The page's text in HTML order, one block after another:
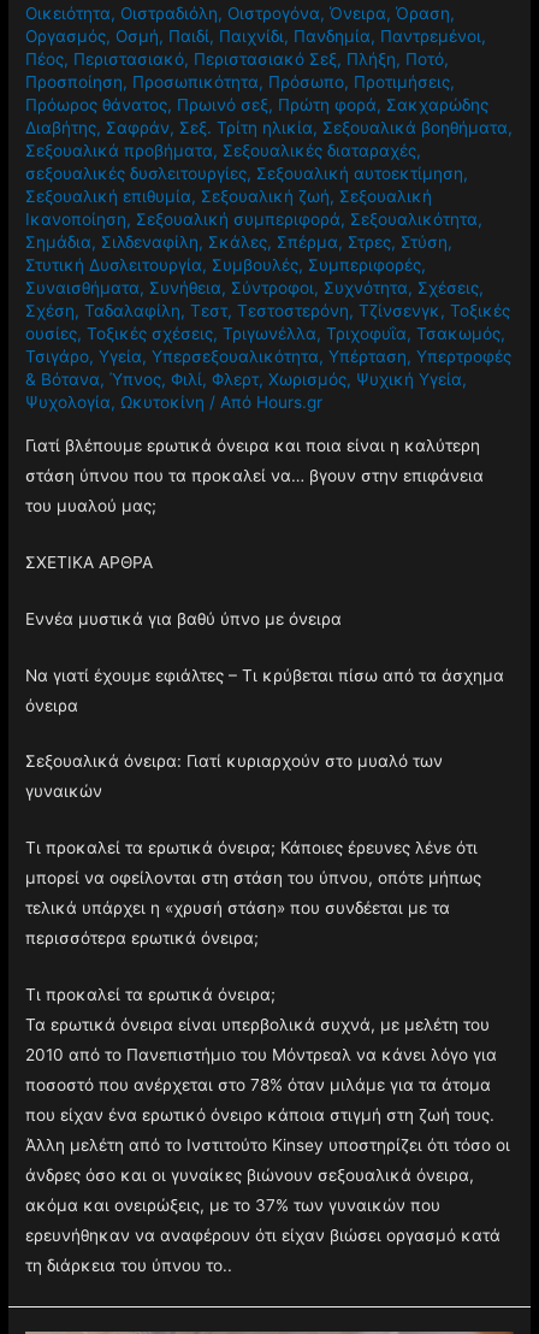
Οικειότητα, Οιστραδιόλη, Οιστρογόνα,Όνειρα,Όραση,
Οργασμός, Οσμή, Παιδί, Παιχνίδι, Πανδημία, Παντρεμένοι,
Πέος, Περιστασιακό, Περιστασιακό Σεξ, Πλήξη, Ποτό,
Προσποίηση, Προσωπικότητα, Πρόσωπο, Προτιμήσεις,
Πρόωρος θάνατος, Πρωινό σεξ, Πρώτη φορά, Σακχαρώδης
Διαβήτης, Σαφράν, Σεξ. Τρίτη ηλικία, Σεξουαλικά βοηθήματα,
Σεξουαλικά προβήματα, Σεξουαλικές διαταραχές,
σεξουαλικές δυσλειτουργίες, Σεξουαλική αυτοεκτίμηση,
Σεξουαλική επιθυμία, Σεξουαλική ζωή, Σεξουαλική
Ικανοποίηση, Σεξουαλική συμπεριφορά, Σεξουαλικότητα,
Σημάδια, Σιλδεναφίλη, Σκάλες, Σπέρμα, Στρες, Στύση,
Στυτική Δυσλειτουργία, Συμβουλές, Συμπεριφορές,
Συναισθήματα, Συνήθεια, Σύντροφοι, Συχνότητα, Σχέσεις,
Σχέση,Ταδαλαφίλη,Τεστ,Τεστοστερόνη,Τζίνσενγκ,Τοξικές
ουσίες,Τοξικές σχέσεις,Τριγωνέλλα,Τριχοφυΐα,Τσακωμός,
Τσιγάρο,Υγεία,Υπερσεξουαλικότητα,Υπέρταση,Υπερτροφές
& Βότανα,Ύπνος,Φιλί,Φλερτ,Χωρισμός, Ψυχική Υγεία,
Ψυχολογία,Ωκυτοκίνη / Από Hours.gr
Γιατί βλέπουμε ερωτικά όνειρα και ποια είναι η καλύτερη
στάση ύπνου που τα προκαλεί να… βγουν στην επιφάνεια
του μυαλού μας;
ΣΧΕΤΙΚΑ ΑΡΘΡΑ
Εννέα μυστικά για βαθύ ύπνο με όνειρα
Να γιατί έχουμε εφιάλτες – Τι κρύβεται πίσω από τα άσχημα
όνειρα
Σεξουαλικά όνειρα: Γιατί κυριαρχούν στο μυαλό των
γυναικών
Τι προκαλεί τα ερωτικά όνειρα; Κάποιες έρευνες λένε ότι
μπορεί να οφείλονται στη στάση του ύπνου, οπότε μήπως
τελικά υπάρχει η «χρυσή στάση» που συνδέεται με τα
περισσότερα ερωτικά όνειρα;
Τι προκαλεί τα ερωτικά όνειρα;
Τα ερωτικά όνειρα είναι υπερβολικά συχνά, με μελέτη του
2010 από το Πανεπιστήμιο του Μόντρεαλ να κάνει λόγο για
ποσοστό που ανέρχεται στο 78% όταν μιλάμε για τα άτομα
που είχαν ένα ερωτικό όνειρο κάποια στιγμή στη ζωή τους.
Άλλη μελέτη από το Ινστιτούτο Kinsey υποστηρίζει ότι τόσο οι
άνδρες όσο και οι γυναίκες βιώνουν σεξουαλικά όνειρα,
ακόμα και ονειρώξεις, με το 37% των γυναικών που
ερευνήθηκαν να αναφέρουν ότι είχαν βιώσει οργασμό κατά
τη διάρκεια του ύπνου το..